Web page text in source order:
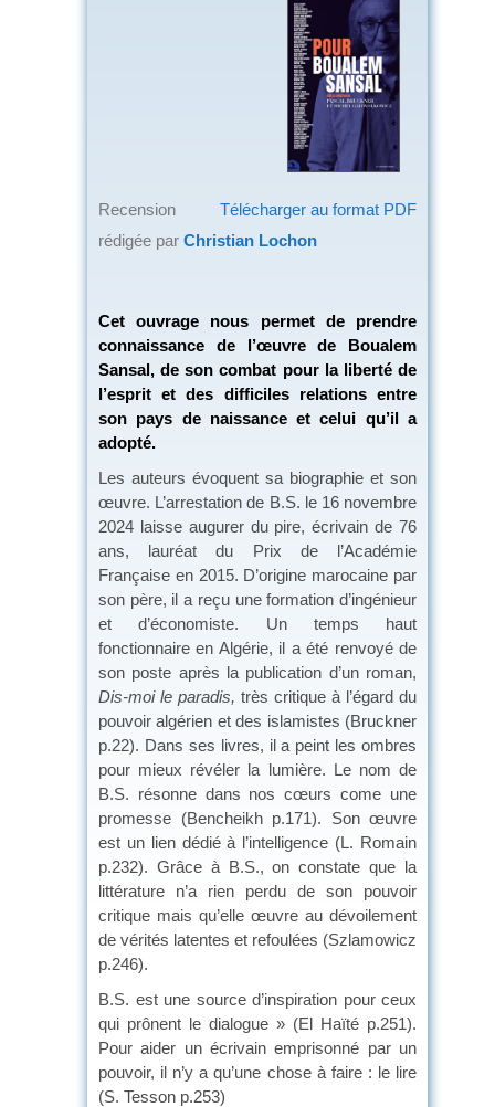
Télécharger au format PDF
Recension
rédigée par Christian Lochon
Cet ouvrage nous permet de prendre
connaissance de l’œuvre de Boualem
Sansal, de son combat pour la liberté de
l’esprit et des difficiles relations entre
son pays de naissance et celui qu’il a
adopté.
Les auteurs évoquent sa biographie et son
œuvre. L’arrestation de B.S. le 16 novembre
2024 laisse augurer du pire, écrivain de 76
ans, lauréat du Prix de l’Académie
Française en 2015. D’origine marocaine par
son père, il a reçu une formation d’ingénieur
et d’économiste. Un temps haut
fonctionnaire en Algérie, il a été renvoyé de
son poste après la publication d’un roman,
Dis-moi le paradis, très critique à l’égard du
pouvoir algérien et des islamistes (Bruckner
p.22). Dans ses livres, il a peint les ombres
pour mieux révéler la lumière. Le nom de
B.S. résonne dans nos cœurs come une
promesse (Bencheikh p.171). Son œuvre
est un lien dédié à l’intelligence (L. Romain
p.232). Grâce à B.S., on constate que la
littérature n’a rien perdu de son pouvoir
critique mais qu’elle œuvre au dévoilement
de vérités latentes et refoulées (Szlamowicz
p.246).
B.S. est une source d’inspiration pour ceux
qui prônent le dialogue » (El Haïté p.251).
Pour aider un écrivain emprisonné par un
pouvoir, il n’y a qu’une chose à faire : le lire
(S. Tesson p.253)